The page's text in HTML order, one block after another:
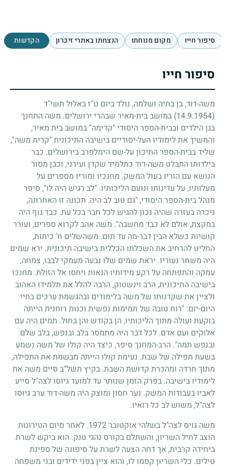
סיפור חייו מקום מנוחתו הנצחתו באתרי זיכרון הקדשות
סיפור חייו
משה-דוד, בן בתיה ושלמה, נולד ביום ט"ז באלול תשי"ד
(14.9.1954)
במושב בית-מאיר שבהרי ירושלים. משה התחנך
בגן הילדים ובבית-הספר היסודי "קדימה" במושב בית מאיר,
והמשיך את לימודיו העל-יסודיים בישיבה התיכונית "קרית משה",
שליד בבית-הספר התיכון על-שם הימלפרב בירושלים. כבר
בילדותו התבלט משה-דוד כתלמיד שקדן ועירני, וכבן מסור
הנושא עם הוריו בעול המשק. מחנכיו ומוריו מספרים על
מעלותיו, על עדינותו ונועם הליכותיו. "לב רגיש היה לו", סיפר
מנהל בית-הספר היסודי, "גם טוב לב היה. תכונה זו האחרונה,
ניכרה בעזרה שהיה נכון להגיש לכל חבר בכל עת. כבד גוף היה
במקצת, אולם לא כבד מחשבה". משה אהב לקרוא ספרים, ועורר
קושיות כשלא הבין דבר-מה עד תום. משהשלים ח' כיתות,
החליט להרחיב את השכלתו הכללית בישיבה תיכונית. ירא שמים
היה משחר נעוריו. יראת שמים שלו נבעה מעמקי לבבו, צמחה,
עמקה והתפתחה על רקע מידותיו הנאות ויחסו אל הזולת. מחנכו
בישיבה התיכונית, הרב וינשטוק, הרבה להלל את תלמידו האהוב
ולציין את שקדנותו של משה בלימודים ובהגשמת ערכים בחיי
היום-יום: "רוח טובה של תמימות נפשית וכנות רוחנית הייתה
בוקעת ועולה מתוך הליכותיו, הן בקודש והן בחול. תמים היה עם
אלוקים ועם אדם. לכל דבר היה מתמסר בלב ובנפש, בלב שלם
ובנפש תמה". הרב-המחנך סיפר, כיצד היה קולו של משה נשמע
בשעת תפילה של שבת. נעימת קולו הייתה מבשמת את התפילה,
מתוך חרדה ומהכרת קדושת השבת. בקיץ תשל"ב סיים משה את
לימודיו בישיבה. בפרק הזמן שנותר עד למועד גיוסו לצה"ל סייע
לאביו בעבודות המשק. נער חסון ומוצק היה משה-דוד ערב גיוסו
לצה"ל, משוש לב כל רואיו.
משה גויס לצה"ל בשלהי אוקטובר1972. לאחר סיום הטירונות
הוצב לחיל השריון, והשתלם בקורס נהגי טנק. הוא ביקש לשרת
ביחידה קרבית, אך דחה הצעה לשרת על סיפונה של ספינת
טילים. כלי השריון קסמו לו, והוא ציין בפני ידידים ובני משפחה